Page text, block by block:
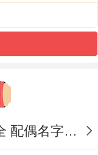
属蛇者忌逢
避开岁破方位
日（巳午
选土金相生
女孩名字与配偶名字配对大全 配偶名字配对女孩版